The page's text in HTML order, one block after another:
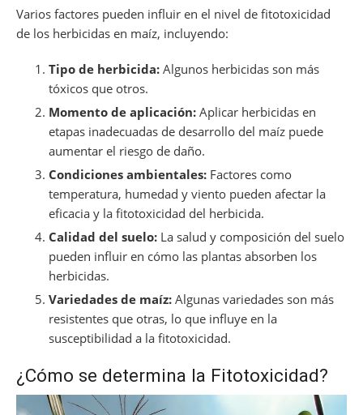
Varios factores pueden influir en el nivel de fitotoxicidad
de los herbicidas en maíz, incluyendo:
Tipo de herbicida: Algunos herbicidas son más
tóxicos que otros.
Momento de aplicación: Aplicar herbicidas en
etapas inadecuadas de desarrollo del maíz puede
aumentar el riesgo de daño.
Condiciones ambientales: Factores como
temperatura, humedad y viento pueden afectar la
eficacia y la fitotoxicidad del herbicida.
Calidad del suelo: La salud y composición del suelo
pueden influir en cómo las plantas absorben los
herbicidas.
Variedades de maíz: Algunas variedades son más
resistentes que otras, lo que influye en la
susceptibilidad a la fitotoxicidad.
¿Cómo se determina la Fitotoxicidad?